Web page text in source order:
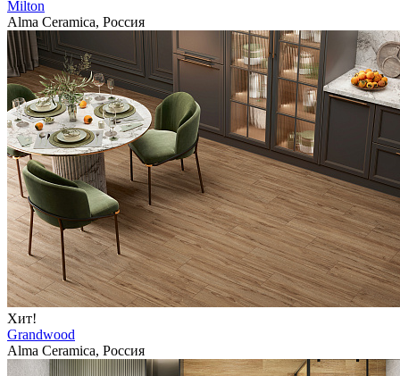
Milton
Alma Ceramica, Россия
Хит!
Grandwood
Alma Ceramica, Россия